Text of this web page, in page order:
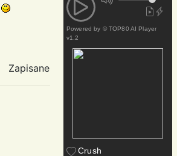
Zapisane
Powered by © TOP80 AI Player
v1.2
Crush